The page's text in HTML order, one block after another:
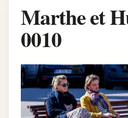
Marthe et
0010